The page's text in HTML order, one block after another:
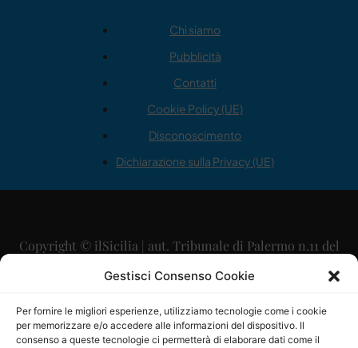
Gestisci Consenso Cookie
Per fornire le migliori esperienze, utilizziamo tecnologie come i cookie
per memorizzare e/o accedere alle informazioni del dispositivo. Il
consenso a queste tecnologie ci permetterà di elaborare dati come il
Chi siamo
Pubblicità
Contatti
Cookie Policy (UE)
Disconoscimento
Dichiarazione sulla Privacy (UE)
Copyright © ilSicilia | aut. Tribunale di Palermo n.11 del
29/09/2015
Direttore Editoriale: Maurizio Scaglione